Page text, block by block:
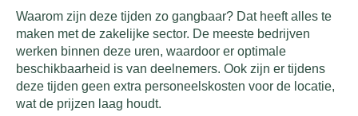
Waarom zijn deze tijden zo gangbaar? Dat heeft alles te
maken met de zakelijke sector. De meeste bedrijven
werken binnen deze uren, waardoor er optimale
beschikbaarheid is van deelnemers. Ook zijn er tijdens
deze tijden geen extra personeelskosten voor de locatie,
wat de prijzen laag houdt.